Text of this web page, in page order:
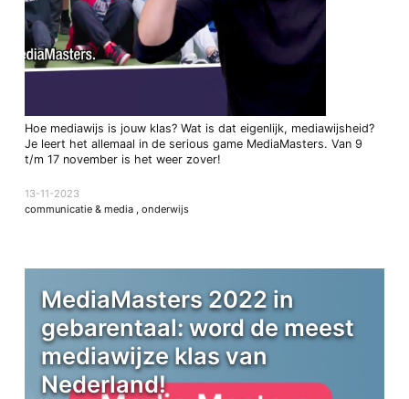
Hoe mediawijs is jouw klas? Wat is dat eigenlijk, mediawijsheid?
Je leert het allemaal in de serious game MediaMasters. Van 9
t/m 17 november is het weer zover!
13-11-2023
communicatie & media , onderwijs
MediaMasters 2022 in
gebarentaal: word de meest
mediawijze klas van
Nederland!